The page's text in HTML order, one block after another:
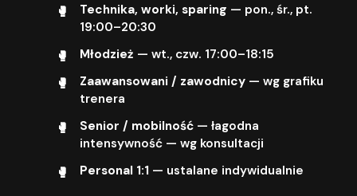
Technika, worki, sparing — pon., śr., pt.
19:00–20:30
Młodzież — wt., czw. 17:00–18:15
Zaawansowani / zawodnicy— wg grafiku
trenera
Senior / mobilność— łagodna
intensywność — wg konsultacji
Personal 1:1 — ustalane indywidualnie